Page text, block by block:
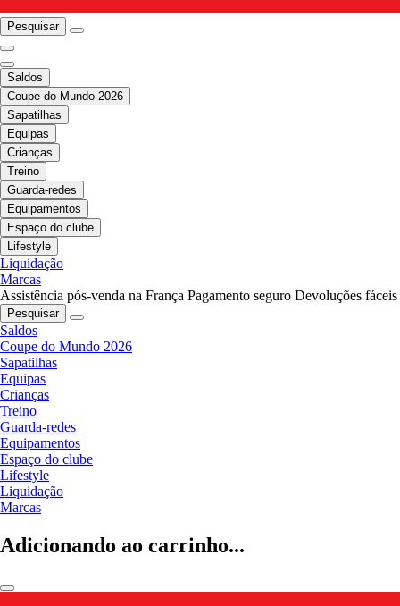
Pesquisar
Saldos
Coupe do Mundo 2026
Sapatilhas
Equipas
Crianças
Treino
Guarda-redes
Equipamentos
Espaço do clube
Lifestyle
Liquidação
Marcas
Assistência pós-venda na França Pagamento seguro Devoluções fáceis
Pesquisar
Saldos
Coupe do Mundo 2026
Sapatilhas
Equipas
Crianças
Treino
Guarda-redes
Equipamentos
Espaço do clube
Lifestyle
Liquidação
Marcas
Adicionando ao carrinho...